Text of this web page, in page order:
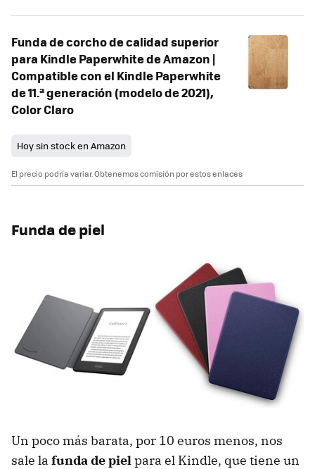
Funda de corcho de calidad superior
para Kindle Paperwhite de Amazon |
Compatible con el Kindle Paperwhite
de 11.ª generación (modelo de 2021),
Color Claro
Hoy sin stock en Amazon
El precio podría variar. Obtenemos comisión por estos enlaces
Funda de piel
Un poco más barata, por 10 euros menos, nos
sale la funda de pielpara el Kindle, que tiene un